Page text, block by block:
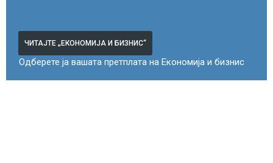
ЧИТАЈТЕ „ЕКОНОМИЈА И БИЗНИС“
Одберете ја вашата претплата на Економија и бизнис